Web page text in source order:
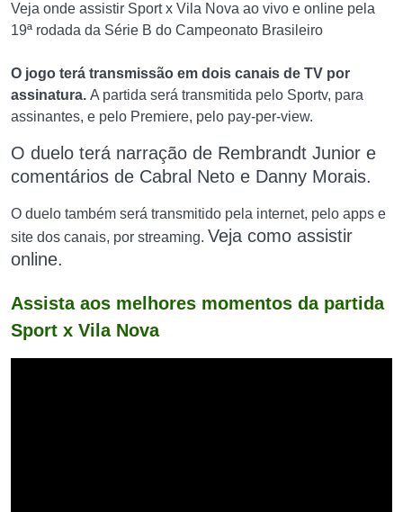
Veja onde assistir Sport x Vila Nova ao vivo e online pela
19ª rodada da Série B do Campeonato Brasileiro
O jogo terá transmissão em dois canais de TV por
assinatura. A partida será transmitida pelo Sportv, para
assinantes, e pelo Premiere, pelo pay-per-view.
O duelo terá narração de Rembrandt Junior e
comentários de Cabral Neto e Danny Morais.
O duelo também será transmitido pela internet, pelo apps e
site dos canais, por streaming. Veja como assistir
online.
Assista aos melhores momentos da partida
Sport x Vila Nova